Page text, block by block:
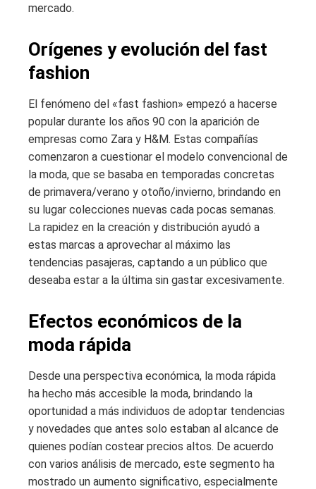
mercado.
Orígenes y evolución del fast
fashion
El fenómeno del «fast fashion» empezó a hacerse
popular durante los años 90 con la aparición de
empresas como Zara y H&M. Estas compañías
comenzaron a cuestionar el modelo convencional de
la moda, que se basaba en temporadas concretas
de primavera/verano y otoño/invierno, brindando en
su lugar colecciones nuevas cada pocas semanas.
La rapidez en la creación y distribución ayudó a
estas marcas a aprovechar al máximo las
tendencias pasajeras, captando a un público que
deseaba estar a la última sin gastar excesivamente.
Efectos económicos de la
moda rápida
Desde una perspectiva económica, la moda rápida
ha hecho más accesible la moda, brindando la
oportunidad a más individuos de adoptar tendencias
y novedades que antes solo estaban al alcance de
quienes podían costear precios altos. De acuerdo
con varios análisis de mercado, este segmento ha
mostrado un aumento significativo, especialmente